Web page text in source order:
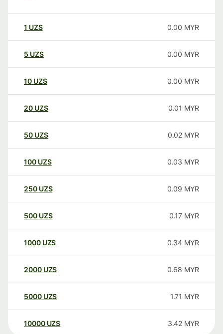
1 UZS 0.00 MYR
5 UZS 0.00 MYR
10 UZS 0.00 MYR
20 UZS 0.01 MYR
50 UZS 0.02 MYR
100 UZS 0.03 MYR
250 UZS 0.09 MYR
500 UZS 0.17 MYR
1000 UZS 0.34 MYR
2000 UZS 0.68 MYR
5000 UZS 1.71 MYR
10000 UZS 3.42 MYR